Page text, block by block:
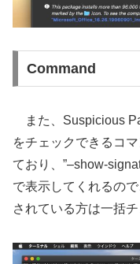
Command
また、Suspicious
をチェックできるコ
ており、”–show-
で表示してくれるの
されている方は一括